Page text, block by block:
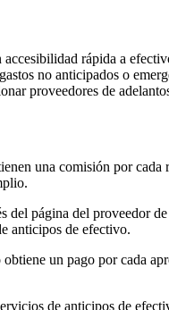
rápida a
no anticipados o
proveedores de
una comisión por
del página del proveedor
anticipos de efectivo.
un pago por cada
de anticipos de